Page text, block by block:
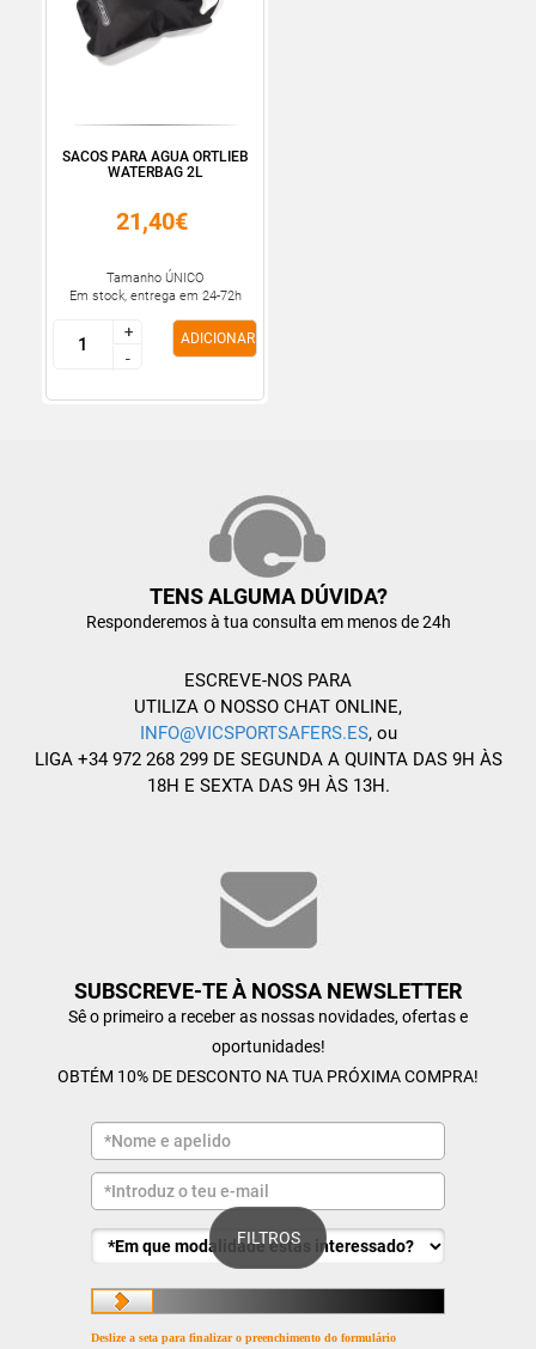
FILTROS
SACOS PARA AGUA ORTLIEB
WATERBAG 2L
21,40€
Tamanho ÚNICO
Em stock, entrega em 24-72h
+
-
+
-
ADICIONAR
TENS ALGUMA DÚVIDA?
Responderemos à tua consulta em menos de 24h
ESCREVE-NOS PARA
UTILIZA O NOSSO CHAT ONLINE,
INFO@VICSPORTSAFERS.ES, ou
LIGA +34 972 268 299 DE SEGUNDA A QUINTA DAS 9H ÀS
18H E SEXTA DAS 9H ÀS 13H.
SUBSCREVE-TE À NOSSA NEWSLETTER
Sê o primeiro a receber as nossas novidades, ofertas e
oportunidades!
OBTÉM 10% DE DESCONTO NA TUA PRÓXIMA COMPRA!
Deslize a seta para finalizar o preenchimento do formulário